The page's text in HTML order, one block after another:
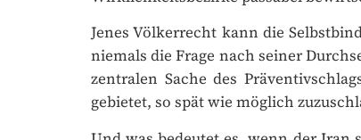
Jenes Völkerrecht kann die
niemals die Frage nach seiner
zentralen Sache des
gebietet, so spät wie möglich
Und was bedeutet es, wenn der Iran